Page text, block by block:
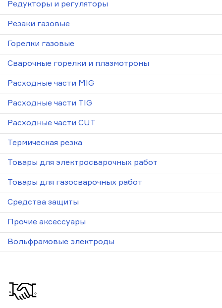
Редукторы и регуляторы
Резаки газовые
Горелки газовые
Сварочные горелки и плазмотроны
Расходные части MIG
Расходные части TIG
Расходные части CUT
Термическая резка
Товары для электросварочных работ
Товары для газосварочных работ
Средства защиты
Прочие аксессуары
Вольфрамовые электроды